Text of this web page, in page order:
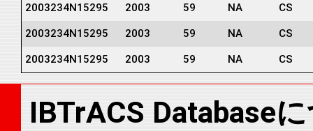
2003234N15295 2003 59 NA CS
2003234N15295 2003 59 NA CS
2003234N15295 2003 59 NA CS
IBTrACS Database